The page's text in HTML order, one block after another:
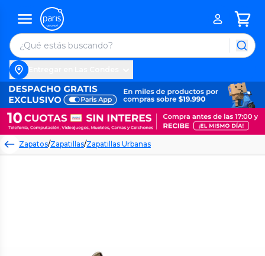
Zapatos/Zapatillas/Zapatillas Urbanas